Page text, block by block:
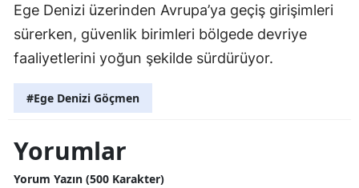
Ege Denizi üzerinden Avrupa’ya geçiş girişimleri
sürerken, güvenlik birimleri bölgede devriye
faaliyetlerini yoğun şekilde sürdürüyor.
#Ege Denizi Göçmen
Yorumlar
Yorum Yazın (500 Karakter)